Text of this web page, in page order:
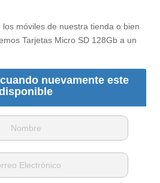
móviles de nuestra tienda o bien
Tarjetas Micro SD 128Gb a un
nuevamente este